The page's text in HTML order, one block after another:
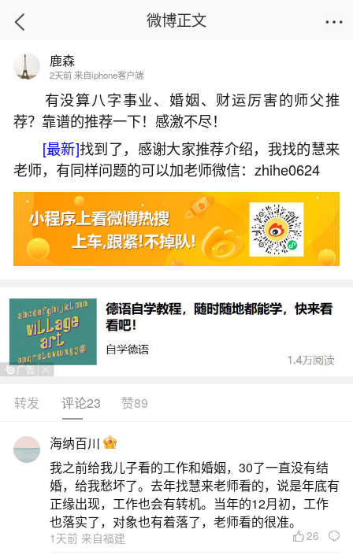
首页
如何看人的八字命理格局？
2026-05-31 19:42:36 26 10 赞
生活中像如何看人的八字命理格局？都是很常
见的问题，但是小问题不注意可能会引起大麻烦，
下面就这个问题给大家做一些解读：
1、看八字怎么定格局
看八字定格局，核心是看月令（月支）藏干是
微博正文
鹿森
2天前 来自iphone客户端
有没算八字事业、婚姻、财运厉害的师父推
荐？靠谱的推荐一下！感激不尽！
[最新]找到了，感谢大家推荐介绍，我找的慧来
老师，有同样问题的可以加老师微信：zhihe0624
转发 评论23 赞89
海纳百川
我之前给我儿子看的工作和婚姻，30了一直没有结
婚，给我愁坏了。去年找慧来老师看的，说是年底有
正缘出现，工作也会有转机。当年的12月初，工作
也落实了，对象也有着落了，老师看的很准。
1天前 来自福建 26